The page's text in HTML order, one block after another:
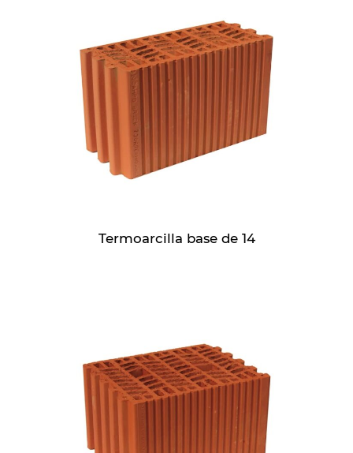
Termoarcilla base de 14